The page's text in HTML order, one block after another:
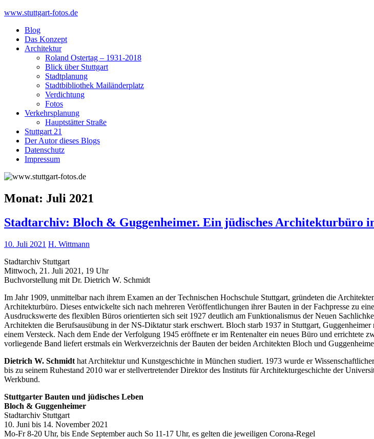
Skip
content
www.stuttgart-fotos.de
Blog
Das Konzept
Architektur
Roland Ostertag – 1931-2018
Blick über Stuttgart
Stadtplanung
Stadtbibliothek Mailänderplatz
Verdichtung
Fotos
Verkehrsplanung
Hauptstätter Straße
Stuttgart 21
Der Autor dieses Blogs
Datenschutz
Impressum
Monat: Juli 2021
Stadtarchiv: Bloch & Guggenheimer. Ein jüdisches Architekturbüro
10. Juli 2021 H. Wittmann
Stadtarchiv Stuttgart
Mittwoch, 21. Juli 2021, 19 Uhr
Buchvorstellung mit Dr. Dietrich W. Schmidt
Im Jahr 1909, unmittelbar nach ihrem Examen an der Technischen Hochschule Stuttgart, gründeten die
Architekturbüro. Dieses entwickelte sich nach mehreren Veröffentlichungen ihrer Bauten in der Fachpresse zu
Ausdruckswerte des flexiblen Büros orientierten sich seit 1927 deutlich am Funktionalismus der Neuen
Architekten die Berufsausübung in der NS-Diktatur stark erschwert. Bloch starb 1937 in Stuttgart,
einem Versteck. Nach dem Ende der Verfolgung 1945 eröffnete er im Rentenalter ein neues Büro und errichtete
vorliegende Band liefert erstmals ein Werkverzeichnis der Bauten der beiden Architekten Bloch und
Dietrich W. Schmidt hat Architektur und Kunstgeschichte in München studiert. 1973 wurde er
bis zu seinem Ruhestand 2010 war er stellvertretender Direktor des Instituts für Architekturgeschichte der
Werkbund.
Stuttgarter Bauten und jüdisches Leben
Bloch & Guggenheimer
Stadtarchiv Stuttgart
10. Juni bis 14. November 2021
Mo-Fr 8-20 Uhr, bis Ende September auch So 11-17 Uhr, es gelten die jeweiligen Corona-Regel